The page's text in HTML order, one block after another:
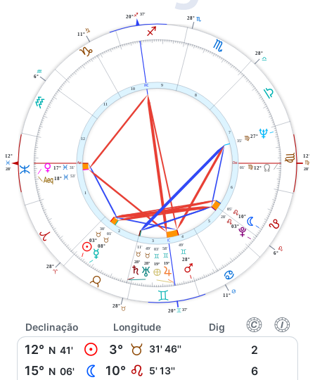
A
B
C
D
E
F
G
H
I
J
K
L
1
W
2
3
4
j
5
6
7
i
8
9
10
X
11
12
L
12°
28'
A
28°
B
28°
C
20° 37'
D
11°
E
6°
F
12°
28'
G
28°
H
28°
I
20° 37'
J
11°
K
6°
P 17° L 31'
l18° L 53'
M
03°
B
30'
O
08°
B
01'
S
28°
B
11'
T
28°
B
49'
È
19°
C
03'
R
19°
C
58'
Q
28°
C
49'
V
03°
E
28' N
10°
E
05'
Y
12°
F
01'
U
27°
F
35'
Declinação Longitude Dig f g
12° N 41' M 3° B 31' 46'' 2
15° N 06' N 10° E 5' 13'' 6